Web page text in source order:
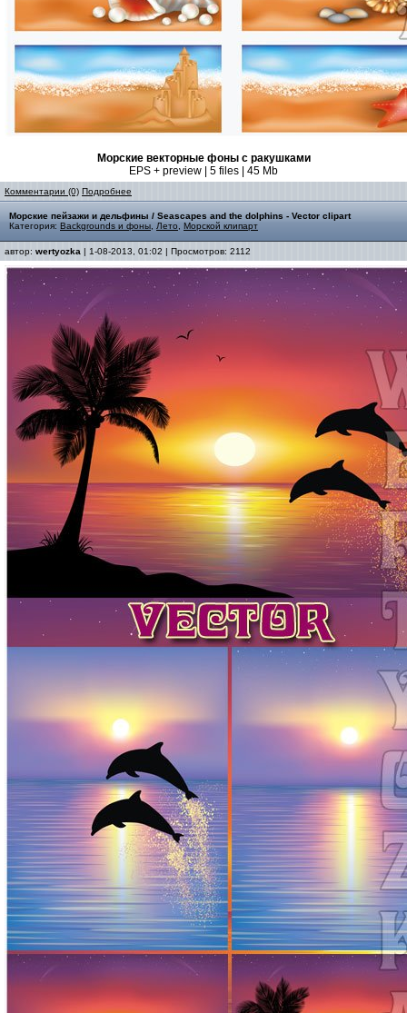
Морские векторные фоны с ракушками
EPS + preview | 5 files | 45 Mb
Комментарии (0) Подробнее
Морские пейзажи и дельфины / Seascapes and the dolphins - Vector clipart
Категория: Backgrounds и фоны Лето Морской клипарт
автор: wertyozka | 1-08-2013, 01:02 | Просмотров: 2112